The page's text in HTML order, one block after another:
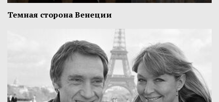
Темная сторона Венеции